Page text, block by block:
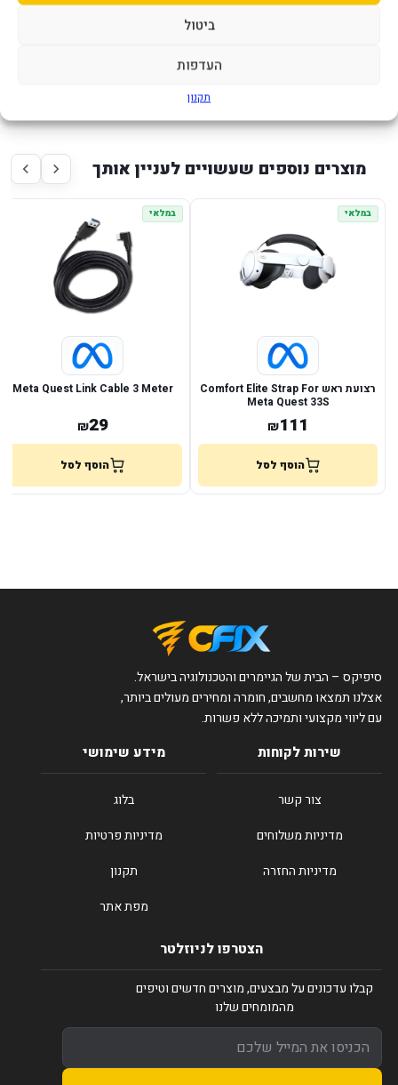
ביטול
העדפות
תקנון
מוצרים נוספים שעשויים לעניין אותך
במלאי
רצועת ראש Comfort Elite Strap For
Meta Quest 33S
₪111
הוסף לסל
במלאי
Meta Quest Link Cable 3 Meter
₪29
הוסף לסל
סיפיקס – הבית של הגיימרים והטכנולוגיה בישראל.
אצלנו תמצאו מחשבים, חומרה ומחירים מעולים ביותר,
עם ליווי מקצועי ותמיכה ללא פשרות.
שירות לקוחות
צור קשר
מדיניות משלוחים
מדיניות החזרה
מידע שימושי
בלוג
מדיניות פרטיות
תקנון
מפת אתר
הצטרפו לניוזלטר
קבלו עדכונים על מבצעים, מוצרים חדשים וטיפים
מהמומחים שלנו